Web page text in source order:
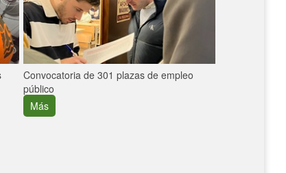
Convocatoria de 301 plazas de empleo
público
Más